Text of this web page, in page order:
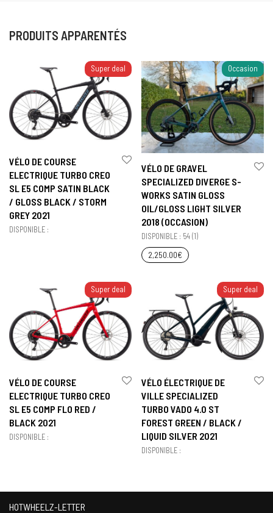
PRODUITS APPARENTÉS
Super deal
VÉLO DE COURSE
ELECTRIQUE TURBO CREO
SL E5 COMP SATIN BLACK
/ GLOSS BLACK / STORM
GREY 2021
DISPONIBLE :
Occasion
VÉLO DE GRAVEL
SPECIALIZED DIVERGE S-
WORKS SATIN GLOSS
OIL/GLOSS LIGHT SILVER
2018 (OCCASION)
DISPONIBLE : 54 (1)
2,250.00€
Super deal
VÉLO DE COURSE
ELECTRIQUE TURBO CREO
SL E5 COMP FLO RED /
BLACK 2021
DISPONIBLE :
Super deal
VÉLO ÉLECTRIQUE DE
VILLE SPECIALIZED
TURBO VADO 4.0 ST
FOREST GREEN / BLACK /
LIQUID SILVER 2021
DISPONIBLE :
HOTWHEELZ-LETTER